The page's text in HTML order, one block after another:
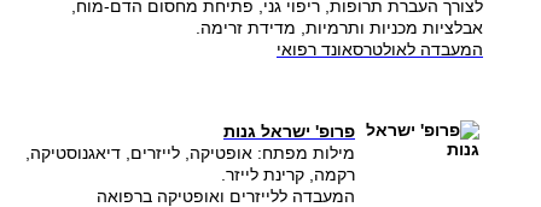
לצורך העברת תרופות, ריפוי גני, פתיחת מחסום הדם-מוח, ​
אבלציות מכניות ותרמיות, מדידת זרימה.
המעבדה לאולטרסאונד רפואי
פרופ' ישראל גנות
מילות מפתח: אופטיקה, לייזרים, דיאגנוסטיקה,
רקמה, קרינת לייזר.
המעבדה ללייזרים ואופטיקה ברפואה